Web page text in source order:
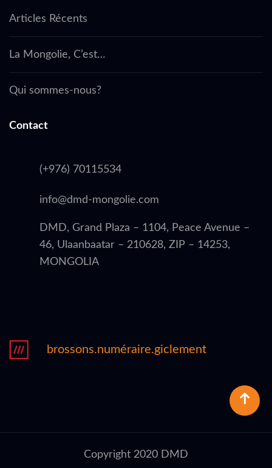
Articles Récents
La Mongolie, C’est…
Qui sommes-nous?
Contact
(+976) 70115534
info@dmd-mongolie.com
DMD, Grand Plaza – 1104, Peace Avenue –
46, Ulaanbaatar – 210628, ZIP – 14253,
MONGOLIA
brossons.numéraire.giclement
Copyright 2020 DMD